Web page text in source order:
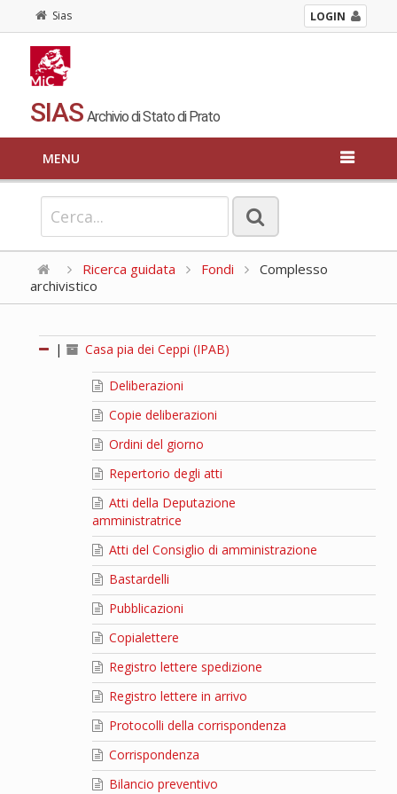
Sias LOGIN
SIAS Archivio di Stato di Prato
MENU
Ricerca guidata Fondi
Complesso
archivistico
| Casa pia dei Ceppi (IPAB)
Deliberazioni
Copie deliberazioni
Ordini del giorno
Repertorio degli atti
Atti della Deputazione
amministratrice
Atti del Consiglio di amministrazione
Bastardelli
Pubblicazioni
Copialettere
Registro lettere spedizione
Registro lettere in arrivo
Protocolli della corrispondenza
Corrispondenza
Bilancio preventivo